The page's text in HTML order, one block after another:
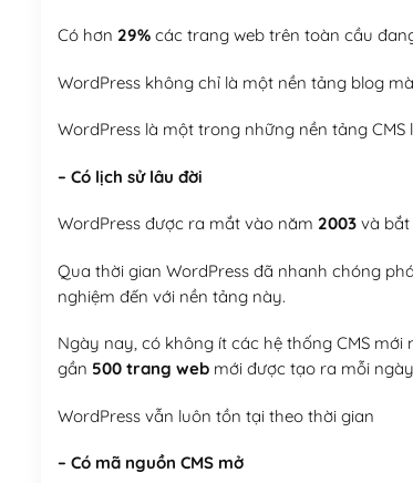
Có hơn 29%các trang web trên toàn cầu
WordPress không chỉ là một nền tảng blog
WordPress là một trong những nền tảng CMS
– Có lịch sử lâu đời
WordPress được ra mắt vào năm 2003và bắt
Qua thời gian WordPress đã nhanh chóng
nghiệm đến với nền tảng này.
Ngày nay, có không ít các hệ thống CMS
gần 500 trang webmới được tạo ra mỗi
WordPress vẫn luôn tồn tại theo thời gian
– Có mã nguồn CMS mở